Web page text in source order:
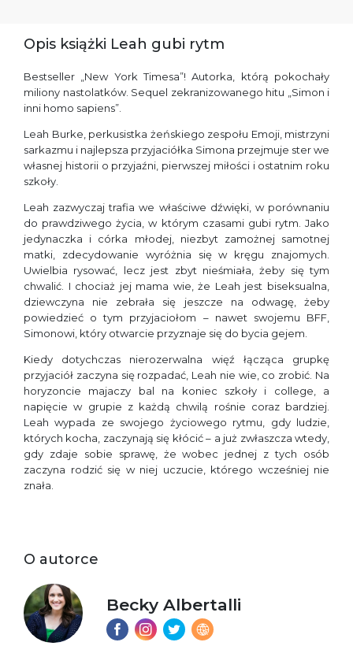
Opis książki Leah gubi rytm
Bestseller „New York Timesa”! Autorka, którą pokochały
miliony nastolatków. Sequel zekranizowanego hitu „Simon i
inni homo sapiens”.
Leah Burke, perkusistka żeńskiego zespołu Emoji, mistrzyni
sarkazmu i najlepsza przyjaciółka Simona przejmuje ster we
własnej historii o przyjaźni, pierwszej miłości i ostatnim roku
szkoły.
Leah zazwyczaj trafia we właściwe dźwięki, w porównaniu
do prawdziwego życia, w którym czasami gubi rytm. Jako
jedynaczka i córka młodej, niezbyt zamożnej samotnej
matki, zdecydowanie wyróżnia się w kręgu znajomych.
Uwielbia rysować, lecz jest zbyt nieśmiała, żeby się tym
chwalić. I chociaż jej mama wie, że Leah jest biseksualna,
dziewczyna nie zebrała się jeszcze na odwagę, żeby
powiedzieć o tym przyjaciołom – nawet swojemu BFF,
Simonowi, który otwarcie przyznaje się do bycia gejem.
Kiedy dotychczas nierozerwalna więź łącząca grupkę
przyjaciół zaczyna się rozpadać, Leah nie wie, co zrobić. Na
horyzoncie majaczy bal na koniec szkoły i college, a
napięcie w grupie z każdą chwilą rośnie coraz bardziej.
Leah wypada ze swojego życiowego rytmu, gdy ludzie,
których kocha, zaczynają się kłócić – a już zwłaszcza wtedy,
gdy zdaje sobie sprawę, że wobec jednej z tych osób
zaczyna rodzić się w niej uczucie, którego wcześniej nie
znała.
O autorce
Becky Albertalli